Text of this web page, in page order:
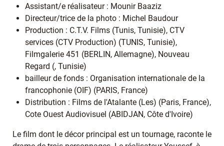
Assistant/e réalisateur : Mounir Baaziz
Directeur/trice de la photo : Michel Baudour
Production : C.T.V. Films (Tunis, Tunisie), CTV
services (CTV Production) (TUNIS, Tunisie),
Filmgalerie 451 (BERLIN, Allemagne), Nouveau
Regard (, Tunisie)
bailleur de fonds : Organisation internationale de la
francophonie (OIF) (PARIS, France)
Distribution : Films de l'Atalante (Les) (Paris, France),
Cote Ouest Audiovisuel (ABIDJAN, Côte d'Ivoire)
Le film dont le décor principal est un tournage, raconte le